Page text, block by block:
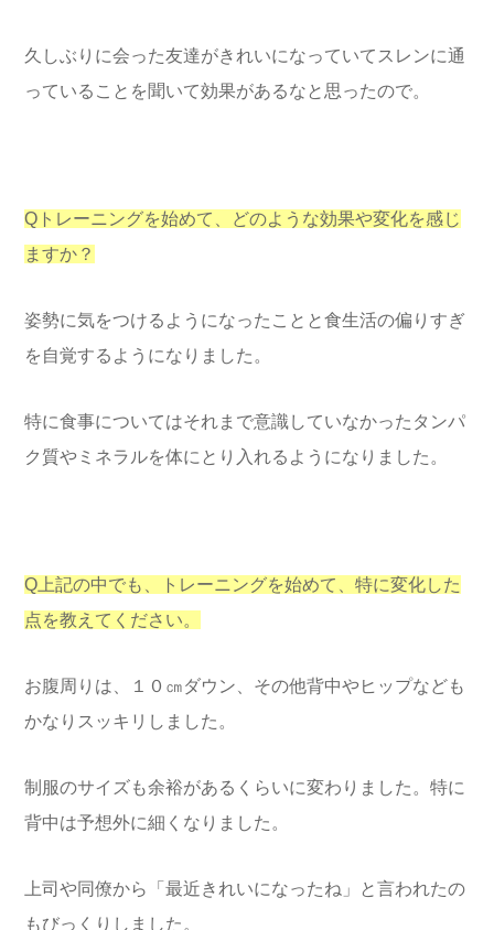
久しぶりに会った友達がきれいになっていてスレンに通
っていることを聞いて効果があるなと思ったので。
Qトレーニングを始めて、どのような効果や変化を感じ
ますか？
姿勢に気をつけるようになったことと食生活の偏りすぎ
を自覚するようになりました。
特に食事についてはそれまで意識していなかったタンパ
ク質やミネラルを体にとり入れるようになりました。
Q上記の中でも、トレーニングを始めて、特に変化した
点を教えてください。
お腹周りは、１０㎝ダウン、その他背中やヒップなども
かなりスッキリしました。
制服のサイズも余裕があるくらいに変わりました。特に
背中は予想外に細くなりました。
上司や同僚から「最近きれいになったね」と言われたの
もびっくりしました。